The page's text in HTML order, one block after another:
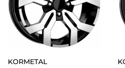
KORMETAL